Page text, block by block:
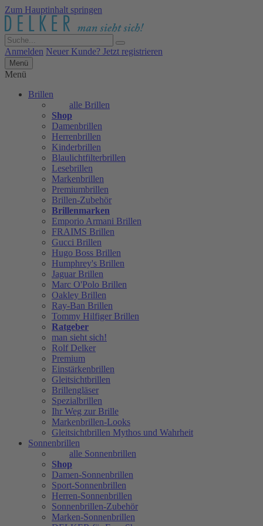
Zum Hauptinhalt springen
Anmelden Neuer Kunde? Jetzt registrieren
Menü
Menü
Brillen
alle Brillen
Shop
Damenbrillen
Herrenbrillen
Kinderbrillen
Blaulichtfilterbrillen
Lesebrillen
Markenbrillen
Premiumbrillen
Brillen-Zubehör
Brillenmarken
Emporio Armani Brillen
FRAIMS Brillen
Gucci Brillen
Hugo Boss Brillen
Humphrey's Brillen
Jaguar Brillen
Marc O'Polo Brillen
Oakley Brillen
Ray-Ban Brillen
Tommy Hilfiger Brillen
Ratgeber
man sieht sich!
Rolf Delker
Premium
Einstärkenbrillen
Gleitsichtbrillen
Brillengläser
Spezialbrillen
Ihr Weg zur Brille
Markenbrillen-Looks
Gleitsichtbrillen Mythos und Wahrheit
Sonnenbrillen
alle Sonnenbrillen
Shop
Damen-Sonnenbrillen
Sport-Sonnenbrillen
Herren-Sonnenbrillen
Sonnenbrillen-Zubehör
Marken-Sonnenbrillen